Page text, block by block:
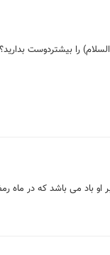
را بیشتردوست بدارید؟